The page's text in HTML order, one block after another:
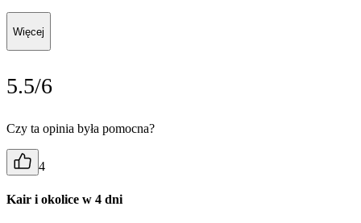
Więcej
5.5/6
Czy ta opinia była pomocna?
4
Kair i okolice w 4 dni